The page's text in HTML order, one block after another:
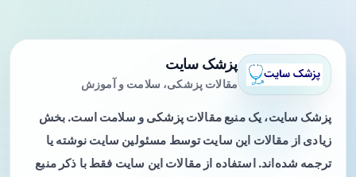
پزشک سایت
مقالات پزشکی، سلامت و آموزش
پزشک سایت، یک منبع مقالات پزشکی و سلامت است. بخش
زیادی از مقالات این سایت توسط مسئولین سایت نوشته یا
ترجمه شده‌اند. استفاده از مقالات این سایت فقط با ذکر منبع